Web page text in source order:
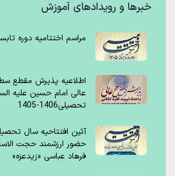
خبرها و رویدادهای آموزش
مراسم اختتامیه دوره
اطلاعیه پذیرش مقطع
عالی امام حسین علیه
تحصیلی1406-1405
حضور ارزشمند حجت
فرهاد عباسی «زیدعزه»